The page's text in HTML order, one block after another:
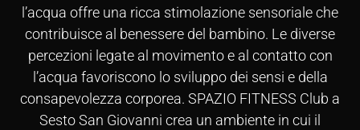
l’acqua offre una ricca stimolazione sensoriale che
contribuisce al benessere del bambino. Le diverse
percezioni legate al movimento e al contatto con
l’acqua favoriscono lo sviluppo dei sensi e della
consapevolezza corporea. SPAZIO FITNESS Club a
Sesto San Giovanni crea un ambiente in cui il